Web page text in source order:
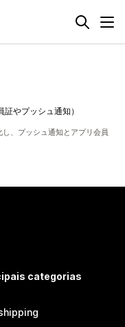
やプッシュ通知）
、プッシュ通知とアプリ会員
categorias